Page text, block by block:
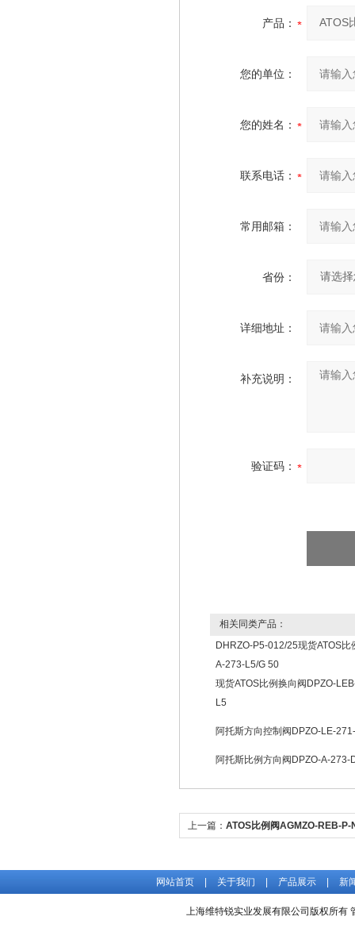
产品：
您的单位：
您的姓名：
联系电话：
常用邮箱：
省份：
详细地址：
补充说明：
验证码：
相关同类产品：
DHRZO-P5-012/25现货ATOS比
A-273-L5/G 50
现货ATOS比例换向阀DPZO-
L5
阿托斯方向控制阀DPZO-LE-
阿托斯比例方向阀DPZO-A-273-
上一篇： ATOS比例阀AGMZO-REB-P-
网站首页 关于我们 产品展示 新
上海维特锐实业发展有限公司版权所有